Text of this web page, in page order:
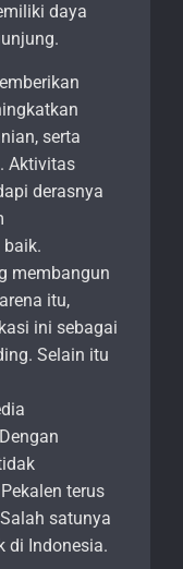
daya
serta
Aktivitas
derasnya
membangun
itu,
ini sebagai
Selain itu
terus
satunya
di Indonesia.